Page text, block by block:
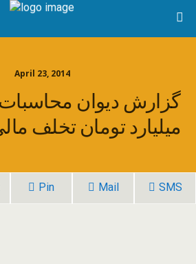
April 23, 2014
گزارش دیوان محاسبات
میلیارد تومان تخلف‌
Pin Mail SMS